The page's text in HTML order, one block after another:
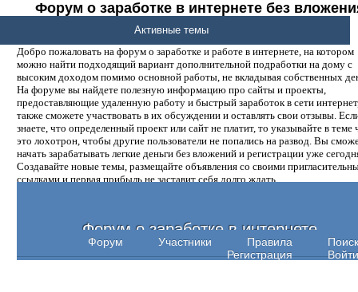
Форум о заработке в интернете без
денег.
Добро пожаловать на форум о заработке и работе в интернете, на котором
можно найти подходящий вариант дополнительной подработки на дому с
высоким доходом помимо основной работы, не вкладывая собственных
На форуме вы найдете полезную информацию про сайты и проекты,
предоставляющие удаленную работу и быстрый заработок в сети
также сможете участвовать в их обсуждении и оставлять свои отзывы.
знаете, что определенный проект или сайт не платит, то указывайте в теме
это лохотрон, чтобы другие пользователи не попались на развод. Вы
начать зарабатывать легкие деньги без вложений и регистрации уже
Создавайте новые темы, размещайте объявления со своими
ссылками и первая прибыль не заставит себя долго ждать.
Форум о заработке в интернете
Форум Участники Правила
Поиск
Регистрация
Войти
Активные темы